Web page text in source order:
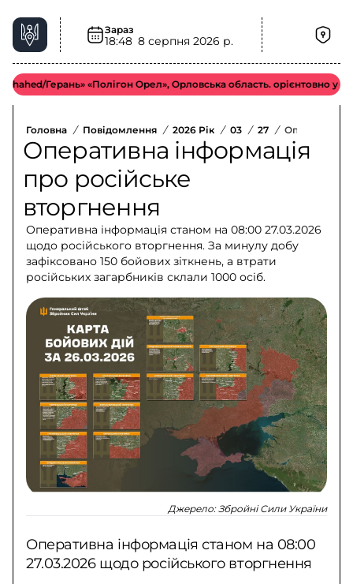
Зараз
18:48 8 серпня 2026 р.
«Полігон Орел», Орловська область. орієнтовно у більш
Головна / Повідомлення / 2026 Рік / 03 / 27 / Оперативна
Оперативна інформація
про російське
вторгнення
Оперативна інформація станом на 08:00 27.03.2026
щодо російського вторгнення. За минулу добу
зафіксовано 150 бойових зіткнень, а втрати
російських загарбників склали 1000 осіб.
Джерело:Збройні Сили України
Оперативна інформація станом на 08:00
27.03.2026 щодо російського вторгнення